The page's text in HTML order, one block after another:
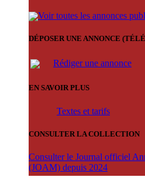
Voir toutes les annonces
DÉPOSER UNE ANNONCE
Rédiger une annonce
EN SAVOIR PLUS
Textes et tarifs
CONSULTER LA COLLECTION
Consulter le Journal officiel
(JOAM) depuis 2024